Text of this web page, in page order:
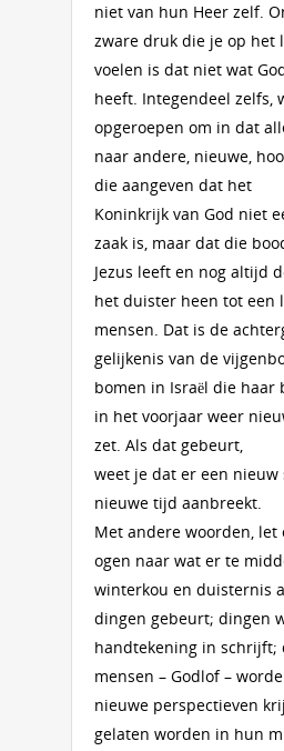
niet van hun Heer zelf.
zware druk die je op het
voelen is dat niet wat
heeft. Integendeel zelfs,
opgeroepen om in dat
naar andere, nieuwe,
die aangeven dat het
Koninkrijk van God niet
zaak is, maar dat die
Jezus leeft en nog altijd
het duister heen tot een
mensen. Dat is de
gelijkenis van de
bomen in Israël die haar
in het voorjaar weer
zet. Als dat gebeurt,
weet je dat er een nieuw
nieuwe tijd aanbreekt.
Met andere woorden, let
ogen naar wat er te
winterkou en duisternis
dingen gebeurt; dingen
handtekening in schrijft;
mensen – Godlof –
nieuwe perspectieven
gelaten worden in hun